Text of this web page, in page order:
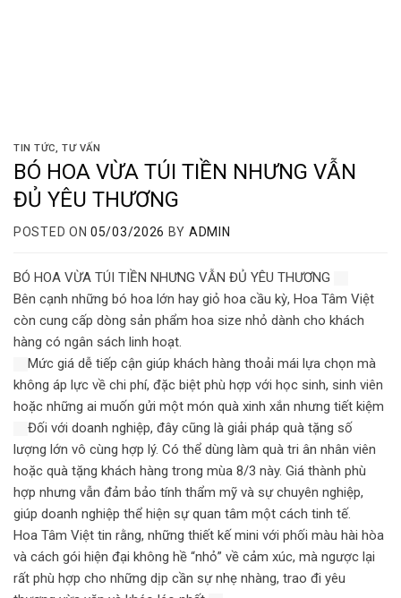
TIN TỨC,TƯ VẤN
BÓ HOA VỪA TÚI TIỀN NHƯNG VẪN
ĐỦ YÊU THƯƠNG
POSTED ON 05/03/2026 BY ADMIN
BÓ HOA VỪA TÚI TIỀN NHƯNG VẪN ĐỦ YÊU THƯƠNG
Bên cạnh những bó hoa lớn hay giỏ hoa cầu kỳ, Hoa Tâm Việt
còn cung cấp dòng sản phẩm hoa size nhỏ dành cho khách
hàng có ngân sách linh hoạt.
Mức giá dễ tiếp cận giúp khách hàng thoải mái lựa chọn mà
không áp lực về chi phí, đặc biệt phù hợp với học sinh, sinh viên
hoặc những ai muốn gửi một món quà xinh xắn nhưng tiết kiệm
Đối với doanh nghiệp, đây cũng là giải pháp quà tặng số
lượng lớn vô cùng hợp lý. Có thể dùng làm quà tri ân nhân viên
hoặc quà tặng khách hàng trong mùa 8/3 này. Giá thành phù
hợp nhưng vẫn đảm bảo tính thẩm mỹ và sự chuyên nghiệp,
giúp doanh nghiệp thể hiện sự quan tâm một cách tinh tế.
Hoa Tâm Việt tin rằng, những thiết kế mini với phối màu hài hòa
và cách gói hiện đại không hề “nhỏ” về cảm xúc, mà ngược lại
rất phù hợp cho những dịp cần sự nhẹ nhàng, trao đi yêu